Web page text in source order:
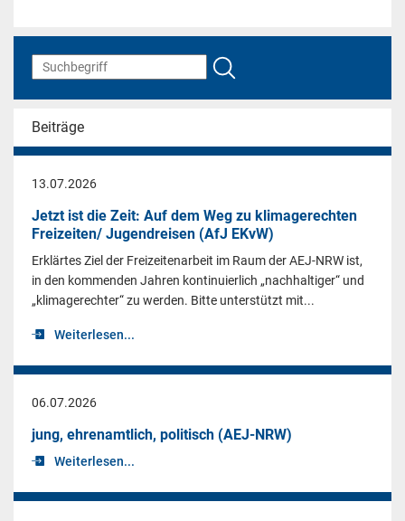
Beiträge
13.07.2026
Jetzt ist die Zeit: Auf dem Weg zu klimagerechten
Freizeiten/ Jugendreisen (AfJ EKvW)
Erklärtes Ziel der Freizeitenarbeit im Raum der AEJ-NRW ist,
in den kommenden Jahren kontinuierlich „nachhaltiger“ und
„klimagerechter“ zu werden. Bitte unterstützt mit...
Weiterlesen...
06.07.2026
jung, ehrenamtlich, politisch (AEJ-NRW)
Weiterlesen...